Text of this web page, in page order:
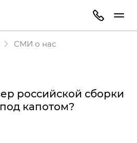
СМИ о нас
российской сборки
капотом?